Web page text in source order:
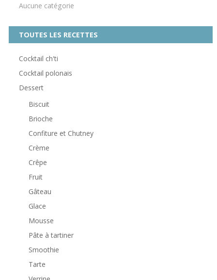
Aucune catégorie
TOUTES LES RECETTES
Cocktail ch'ti
Cocktail polonais
Dessert
Biscuit
Brioche
Confiture et Chutney
Crème
Crêpe
Fruit
Gâteau
Glace
Mousse
Pâte à tartiner
Smoothie
Tarte